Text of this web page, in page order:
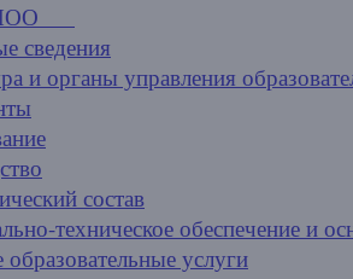
ПОО
сведения
и органы управления
состав
техническое обеспечение и
услуги